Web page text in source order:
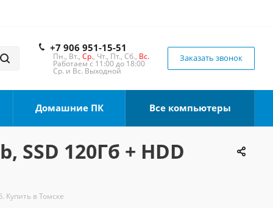
+7 906 951-15-51
Пн., Вт., Ср., Чт., Пт., Сб., Вс.
Работаем с 11:00 до 18:00
Ср. и Вс. Выходной
Заказать звонок
Домашние ПК Все компьютеры
SSD 120Гб + HDD
Купить в Томске